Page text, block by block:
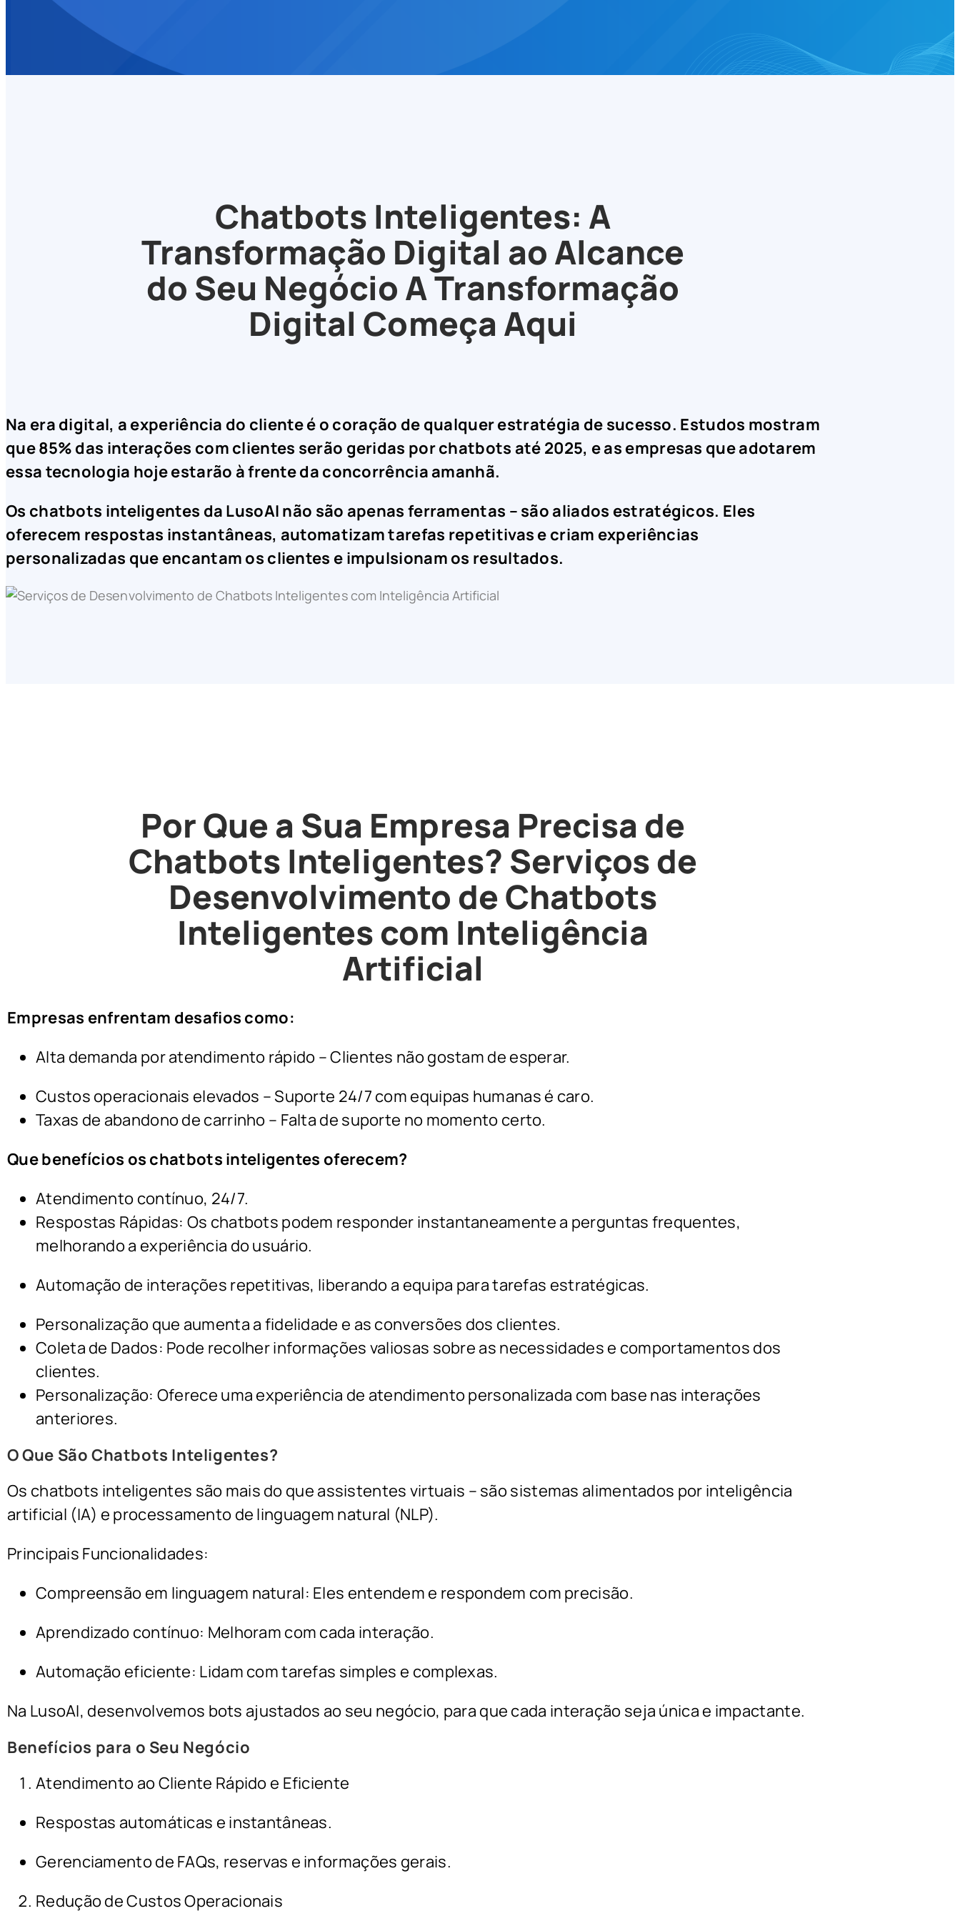
Chatbots Inteligentes: A
Transformação Digital ao Alcance
do Seu Negócio A Transformação
Digital Começa Aqui
Na era digital, a experiência do cliente é o coração de qualquer estratégia de sucesso. Estudos mostram
que 85% das interações com clientes serão geridas por chatbots até 2025, e as empresas que adotarem
essa tecnologia hoje estarão à frente da concorrência amanhã.
Os chatbots inteligentes da LusoAI não são apenas ferramentas – são aliados estratégicos. Eles
oferecem respostas instantâneas, automatizam tarefas repetitivas e criam experiências
personalizadas que encantam os clientes e impulsionam os resultados.
Por Que a Sua Empresa Precisa de
Chatbots Inteligentes? Serviços de
Desenvolvimento de Chatbots
Inteligentes com Inteligência
Artificial
Empresas enfrentam desafios como:
Alta demanda por atendimento rápido – Clientes não gostam de esperar.
Custos operacionais elevados – Suporte 24/7 com equipas humanas é caro.
Taxas de abandono de carrinho – Falta de suporte no momento certo.
Que benefícios os chatbots inteligentes oferecem?
Atendimento contínuo, 24/7.
Respostas Rápidas: Os chatbots podem responder instantaneamente a perguntas frequentes,
melhorando a experiência do usuário.
Automação de interações repetitivas, liberando a equipa para tarefas estratégicas.
Personalização que aumenta a fidelidade e as conversões dos clientes.
Coleta de Dados: Pode recolher informações valiosas sobre as necessidades e comportamentos dos
clientes.
Personalização: Oferece uma experiência de atendimento personalizada com base nas interações
anteriores.
O Que São Chatbots Inteligentes?
Os chatbots inteligentes são mais do que assistentes virtuais – são sistemas alimentados por inteligência
artificial (IA) e processamento de linguagem natural (NLP).
Principais Funcionalidades:
Compreensão em linguagem natural: Eles entendem e respondem com precisão.
Aprendizado contínuo: Melhoram com cada interação.
Automação eficiente: Lidam com tarefas simples e complexas.
Na LusoAI, desenvolvemos bots ajustados ao seu negócio, para que cada interação seja única e impactante.
Benefícios para o Seu Negócio
Atendimento ao Cliente Rápido e Eficiente
Respostas automáticas e instantâneas.
Gerenciamento de FAQs, reservas e informações gerais.
Redução de Custos Operacionais